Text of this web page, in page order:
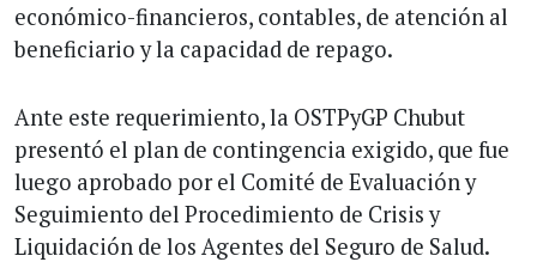
económico-financieros, contables, de atención al
beneficiario y la capacidad de repago.
Ante este requerimiento, la OSTPyGP Chubut
presentó el plan de contingencia exigido, que fue
luego aprobado por el Comité de Evaluación y
Seguimiento del Procedimiento de Crisis y
Liquidación de los Agentes del Seguro de Salud.